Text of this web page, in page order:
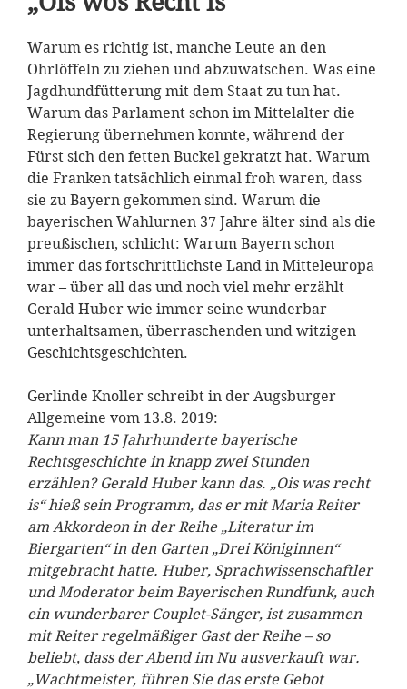
Warum es richtig ist, manche Leute an den
Ohrlöffeln zu ziehen und abzuwatschen. Was eine
Jagdhundfütterung mit dem Staat zu tun hat.
Warum das Parlament schon im Mittelalter die
Regierung übernehmen konnte, während der
Fürst sich den fetten Buckel gekratzt hat. Warum
die Franken tatsächlich einmal froh waren, dass
sie zu Bayern gekommen sind. Warum die
bayerischen Wahlurnen 37 Jahre älter sind als die
preußischen, schlicht: Warum Bayern schon
immer das fortschrittlichste Land in Mitteleuropa
war – über all das und noch viel mehr erzählt
Gerald Huber wie immer seine wunderbar
unterhaltsamen, überraschenden und witzigen
Geschichtsgeschichten.
Gerlinde Knoller schreibt in der Augsburger
Allgemeine vom 13.8. 2019:
Kann man 15 Jahrhunderte bayerische
Rechtsgeschichte in knapp zwei Stunden
erzählen? Gerald Huber kann das. „Ois was recht
is“ hieß sein Programm, das er mit Maria Reiter
am Akkordeon in der Reihe „Literatur im
Biergarten“ in den Garten „Drei Königinnen“
mitgebracht hatte. Huber, Sprachwissenschaftler
und Moderator beim Bayerischen Rundfunk, auch
ein wunderbarer Couplet-Sänger, ist zusammen
mit Reiter regelmäßiger Gast der Reihe – so
beliebt, dass der Abend im Nu ausverkauft war.
„Wachtmeister, führen Sie das erste Gebot